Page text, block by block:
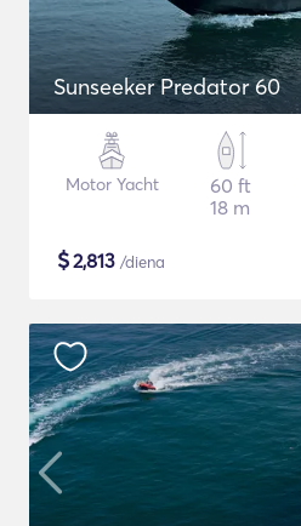
Sunseeker Predator 60
Motor Yacht
60 ft
18 m
$2,813 /diena